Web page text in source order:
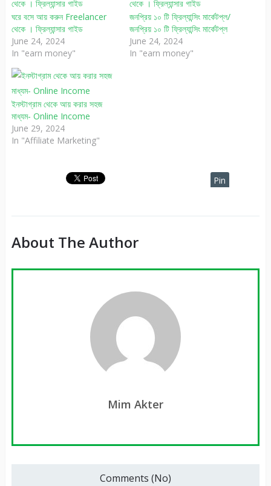
ঘরে বসে আয় করুন Freelancer
থেকে । ফ্রিল্যান্সার গাইড
June 24, 2024
In "earn money"
জনপ্রিয় ১০ টি ফ্রিল্যান্সিং মার্কেটপ্ল/
জনপ্রিয় ১০ টি ফ্রিল্যান্সিং মার্কেটপ্ল
June 24, 2024
In "earn money"
ইনস্টাগ্রাম থেকে আয় করার সহজ
মাধ্যম- Online Income
June 29, 2024
In "Affiliate Marketing"
Pin
About The Author
Mim Akter
Comments (No)